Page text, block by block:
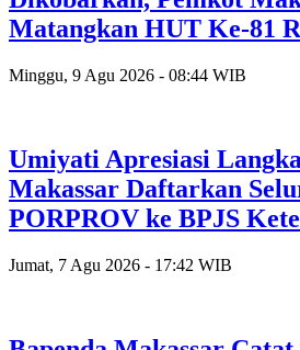
Matangkan HUT Ke-81
Minggu, 9 Agu 2026 - 08:44 WIB
Umiyati Apresiasi
Makassar Daftarkan
PORPROV ke BPJS
Jumat, 7 Agu 2026 - 17:42 WIB